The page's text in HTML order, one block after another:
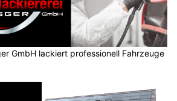
GmbH lackiert professionell Fahrzeuge